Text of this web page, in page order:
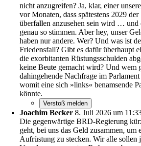
nicht anzugreifen? Ja, klar, einer
vor Monaten, dass spätestens 2029
überfallen anzusehen sein wird … und
genau so stimmen. Aber hey, unser
haben nur andere. Wer? Und was ist
Friedensfall? Gibt es dafür überhaupt
die exorbitanten Rüstungsschulden
keine Beute gemacht wird? Und wem
dahingehende Nachfrage im
womit eine sich »links« benamsende
könnte.
Joachim Becker 8. Juli 2026 um
Die gegenwärtige BRD-Regierung
geht, bei uns das Geld zusammen, um
Aufrüstung zu stecken. Wir alle sollen